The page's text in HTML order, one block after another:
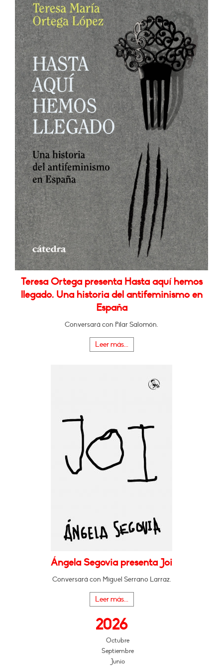
Teresa Ortega presenta Hasta aquí hemos
llegado. Una historia del antifeminismo en
España
Conversará con Pilar Salomón.
Leer más...
Ángela Segovia presenta Joi
Conversará con Miguel Serrano Larraz.
Leer más...
2026
Octubre
Septiembre
Junio